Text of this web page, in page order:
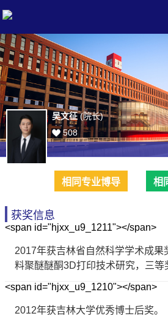
吴文征(院长)
508
相同专业博导 相
获奖信息
<span id="hjxx_u9_1211"></span>
2017年获吉林省自然科学学术成果
料聚醚醚酮3D打印技术研究，三等
<span id="hjxx_u9_1210"></span>
2012年获吉林大学优秀博士后奖。